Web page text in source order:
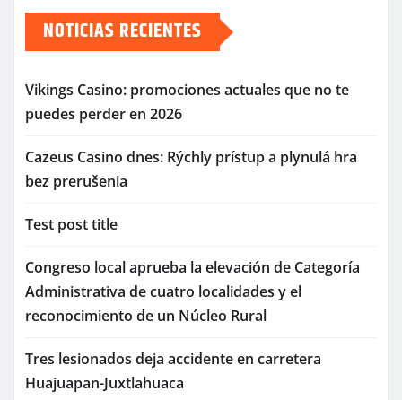
NOTICIAS RECIENTES
Vikings Casino: promociones actuales que no te
puedes perder en 2026
Cazeus Casino dnes: Rýchly prístup a plynulá hra
bez prerušenia
Test post title
Congreso local aprueba la elevación de Categoría
Administrativa de cuatro localidades y el
reconocimiento de un Núcleo Rural
Tres lesionados deja accidente en carretera
Huajuapan-Juxtlahuaca